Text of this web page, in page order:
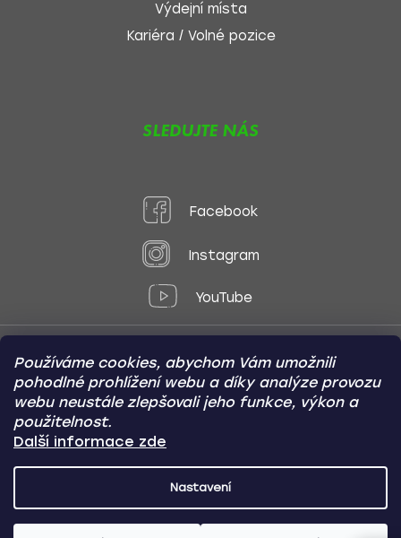
Používáme cookies, abychom Vám umožnili
pohodlné prohlížení webu a díky analýze provozu
webu neustále zlepšovali jeho funkce, výkon a
použitelnost.
Další informace zde
Nastavení
Výdejní místa
Kariéra / Volné pozice
SLEDUJTE NÁS
Facebook
Instagram
YouTube
Způsoby platby:
Online
Převod
Dobírka
Copyright (c) 2012 -2026 CARVIN AUTODOPLŇKY- Všechna